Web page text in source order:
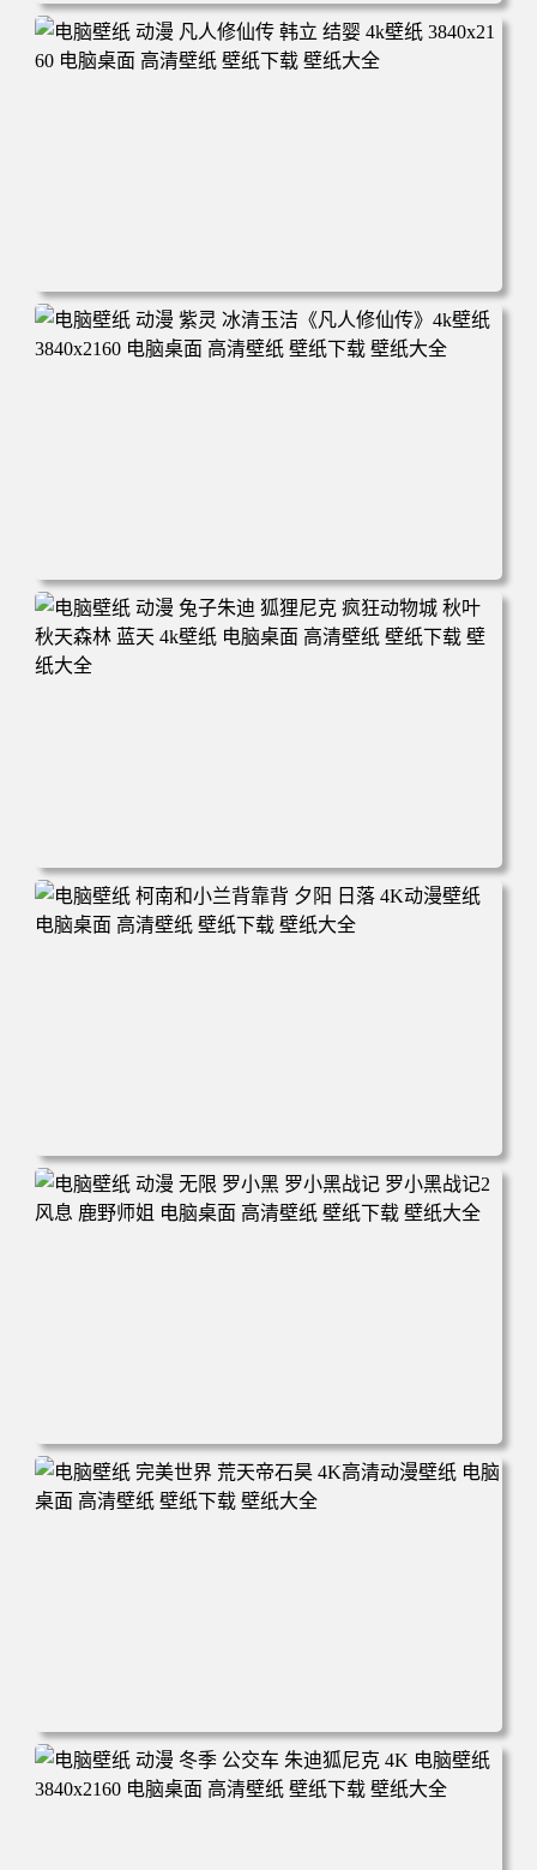
电脑壁纸 动漫角色 卡通场景 夏日休闲 夏日壁纸 治愈系 童
年回忆 荷塘荷叶 蜡笔小新 电脑桌面 高清壁纸 壁纸下载 壁
电脑壁纸 动漫 凡人修仙传 韩立 结婴 4k壁纸 3840x2160 电
脑桌面 高清壁纸 壁纸下载 壁纸大全
电脑壁纸 动漫 紫灵 冰清玉洁《凡人修仙传》4k壁纸 3840x2
160 电脑桌面 高清壁纸 壁纸下载 壁纸大全
电脑壁纸 动漫 兔子朱迪 狐狸尼克 疯狂动物城 秋叶 秋天森
林 蓝天 4k壁纸 电脑桌面 高清壁纸 壁纸下载 壁纸大全
电脑壁纸 柯南和小兰背靠背 夕阳 日落 4K动漫壁纸 电脑桌
面 高清壁纸 壁纸下载 壁纸大全
电脑壁纸 动漫 无限 罗小黑 罗小黑战记 罗小黑战记2 风息
鹿野师姐 电脑桌面 高清壁纸 壁纸下载 壁纸大全
电脑壁纸 完美世界 荒天帝石昊 4K高清动漫壁纸 电脑桌面
高清壁纸 壁纸下载 壁纸大全